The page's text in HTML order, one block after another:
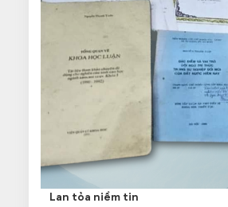
Lan tỏa niềm tin